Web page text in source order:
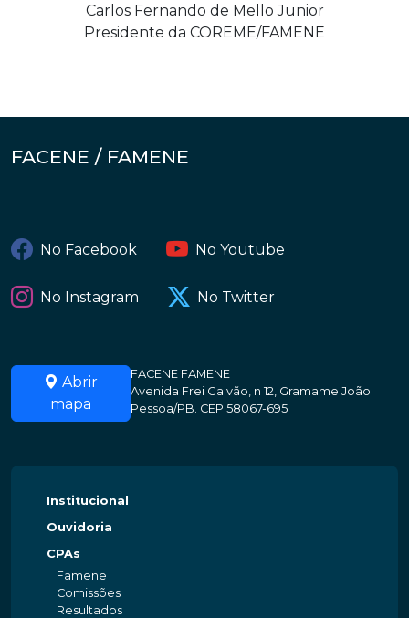
Carlos Fernando de Mello Junior
Presidente da COREME/FAMENE
FACENE / FAMENE
No Facebook No Youtube
No Instagram No Twitter
Abrir
mapa
FACENE FAMENE
Avenida Frei Galvão, n 12, Gramame João
Pessoa/PB. CEP:58067-695
Institucional
Ouvidoria
CPAs
Famene
Comissões
Resultados